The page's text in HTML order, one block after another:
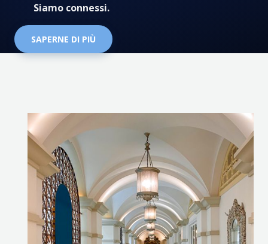
Siamo connessi.
SAPERNE DI PIÙ